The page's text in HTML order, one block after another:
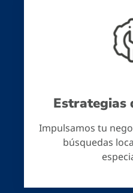
Estrategias
Impulsamos tu
búsquedas